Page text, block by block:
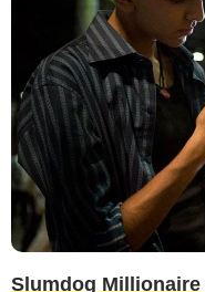
Slumdog Millionaire